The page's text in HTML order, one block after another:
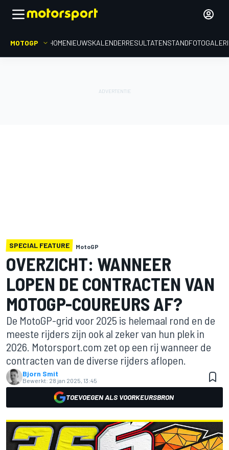
MOTOGP HOMENIEUWSKALENDERRESULTATENSTAND
SPECIAL FEATURE MotoGP
OVERZICHT: WANNEER
LOPEN DE CONTRACTEN VAN
MOTOGP-COUREURS AF?
De MotoGP-grid voor 2025 is helemaal rond en de
meeste rijders zijn ook al zeker van hun plek in
2026. Motorsport.com zet op een rij wanneer de
contracten van de diverse rijders aflopen.
Bjorn Smit
Bewerkt: 28 jan 2025, 13:45
TOEVOEGEN ALS VOORKEURSBRON